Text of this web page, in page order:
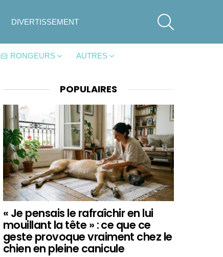
DIVERTISSEMENT
🐹 RONGEURS AUTRES
POPULAIRES
« Je pensais le rafraîchir en lui
mouillant la tête » : ce que ce
geste provoque vraiment chez le
chien en pleine canicule